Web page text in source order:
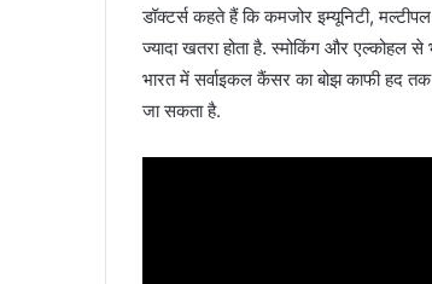
डॉक्टर्स कहते हैं कि कमजोर इम्यूनिटी,
ज्यादा खतरा होता है. स्मोकिंग और एल्कोहल
भारत में सर्वाइकल कैंसर का बोझ काफी हद
जा सकता है.